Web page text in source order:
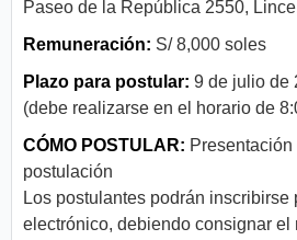
Paseo de la República 2550,
Remuneración: S/ 8,000 soles
Plazo para postular: 9 de julio de
(debe realizarse en el horario de
CÓMO POSTULAR:
postulación
Los postulantes podrán inscribirse
electrónico, debiendo consignar el